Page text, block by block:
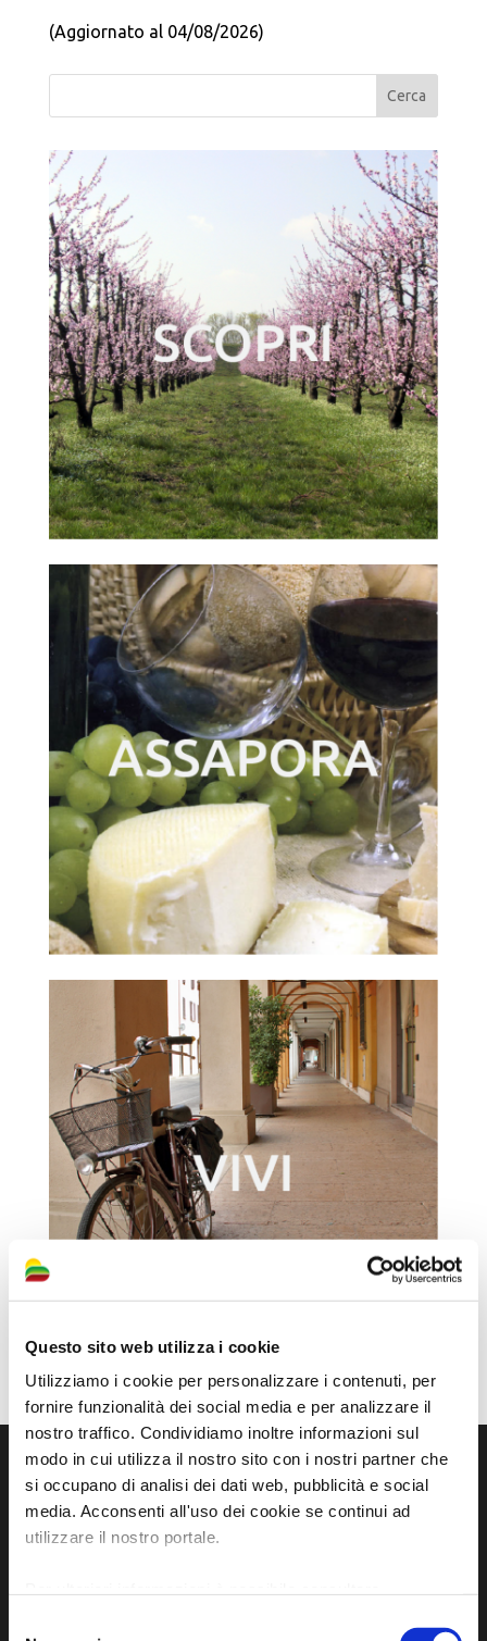
Questo sito web utilizza i cookie
Utilizziamo i cookie per personalizzare i contenuti, per
fornire funzionalità dei social media e per analizzare il
nostro traffico. Condividiamo inoltre informazioni sul
modo in cui utilizza il nostro sito con i nostri partner che
si occupano di analisi dei dati web, pubblicità e social
media. Acconsenti all'uso dei cookie se continui ad
utilizzare il nostro portale.
(Aggiornato al 04/08/2026)